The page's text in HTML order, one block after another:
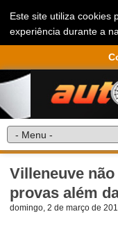
Este site utiliza cookies
experiência durante a
Villeneuve
provas além
domingo, 2 de março de